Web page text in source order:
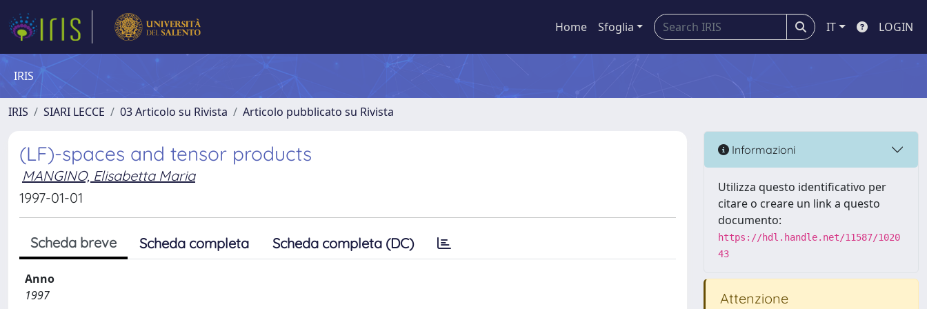
Home Sfoglia IT LOGIN
IRIS
IRIS SIARI LECCE 03 Articolo su Rivista Articolo pubblicato su Rivista
(LF)-spaces and tensor products
MANGINO, Elisabetta Maria
1997-01-01
Scheda breve Scheda completa Scheda completa (DC)
Anno
1997
Informazioni
Utilizza questo identificativo per
citare o creare un link a questo
documento:
https://hdl.handle.net/11587/1020
43
Attenzione